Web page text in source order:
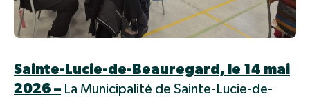
Sainte-Lucie-de-Beauregard, le 14 mai
2026 – La Municipalité de Sainte-Lucie-de-